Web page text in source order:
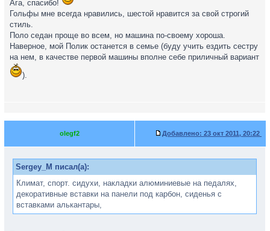
Ага, спасибо!
Гольфы мне всегда нравились, шестой нравится за свой строгий
стиль.
Поло седан проще во всем, но машина по-своему хороша.
Наверное, мой Полик останется в семье (буду учить ездить сестру
на нем, в качестве первой машины вполне себе приличный вариант
).
olegf2 Добавлено: 23 окт 2011, 20:22
Sergey_M писал(а):
Климат, спорт. сидухи, накладки алюминиевые на педалях,
декоративные вставки на панели под карбон, сиденья с
вставками алькантары,